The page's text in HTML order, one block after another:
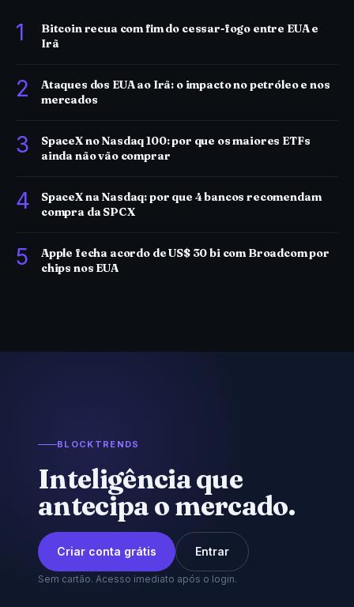
1
Bitcoin recua com fim do cessar-fogo entre EUA e
Irã
2
Ataques dos EUA ao Irã: o impacto no petróleo e nos
mercados
3
SpaceX no Nasdaq 100: por que os maiores ETFs
ainda não vão comprar
4
SpaceX na Nasdaq: por que 4 bancos recomendam
compra da SPCX
5
Apple fecha acordo de US$ 30 bi com Broadcom por
chips nos EUA
BLOCKTRENDS
Inteligência que
antecipa o mercado.
Criar conta grátis Entrar
Sem cartão. Acesso imediato após o login.